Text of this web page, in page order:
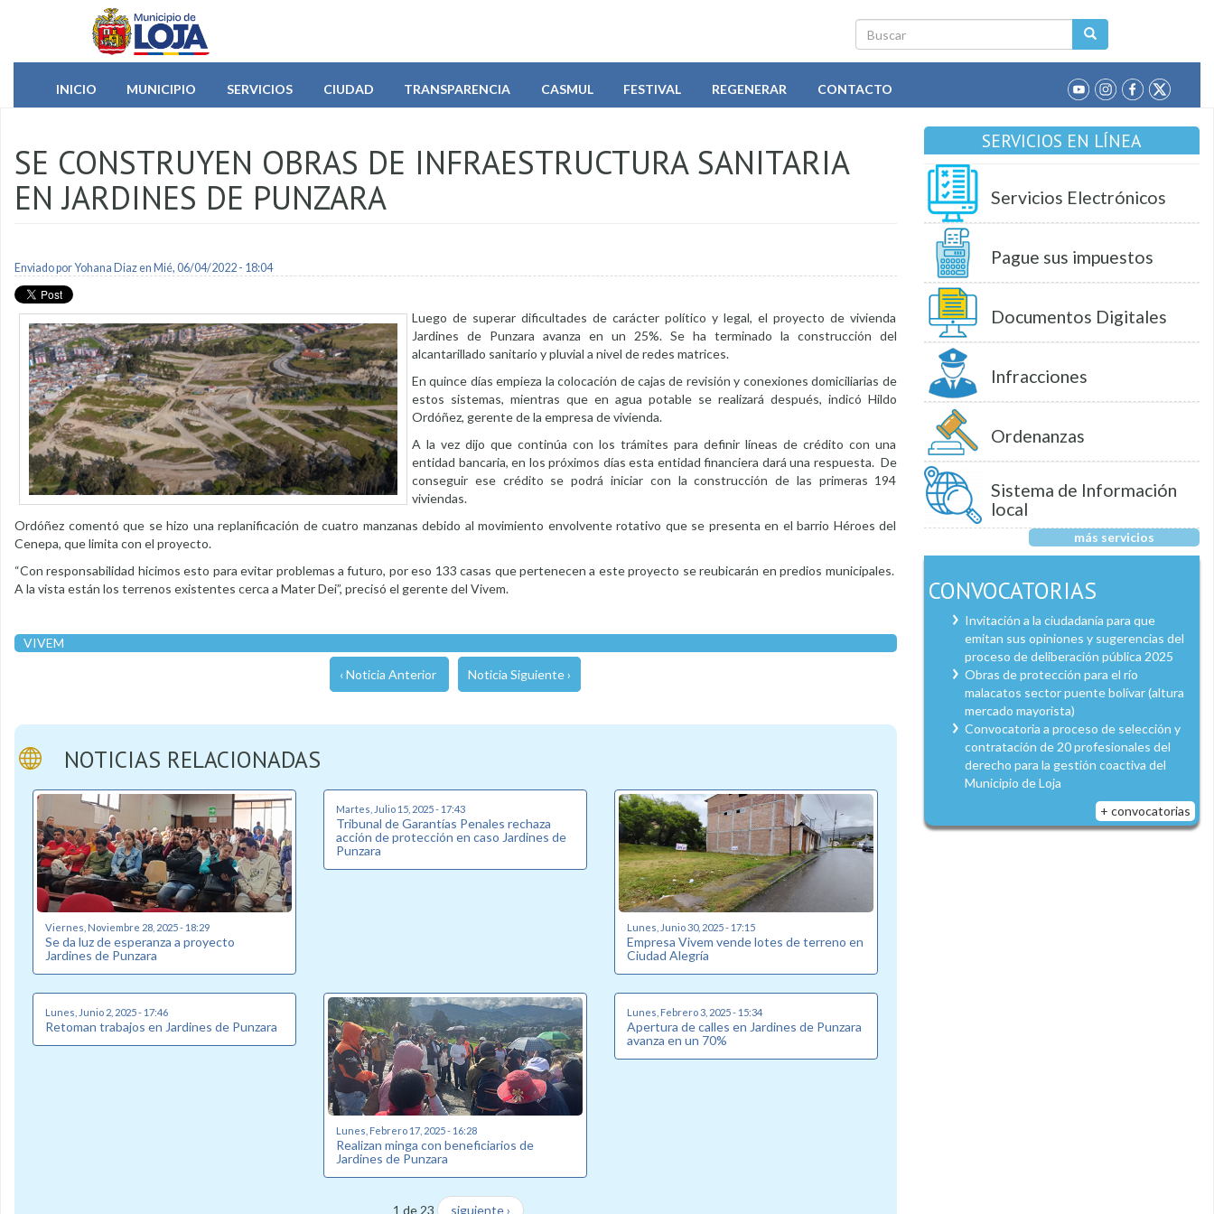
Pasar al contenido principal
Buscar
INICIO
MUNICIPIO SERVICIOS CIUDAD TRANSPARENCIA CASMUL FESTIVAL REGENERAR CONTACTO
SE CONSTRUYEN OBRAS DE INFRAESTRUCTURA SANITARIA
EN JARDINES DE PUNZARA
Enviado porYohana Diazen Mié, 06/04/2022 - 18:04
Luego de superar dificultades de carácter político y legal, el proyecto de vivienda
Jardines de Punzara avanza en un 25%. Se ha terminado la construcción del
alcantarillado sanitario y pluvial a nivel de redes matrices.
En quince días empieza la colocación de cajas de revisión y conexiones domiciliarias de
estos sistemas, mientras que en agua potable se realizará después, indicó Hildo
Ordóñez, gerente de la empresa de vivienda.
A la vez dijo que continúa con los trámites para definir líneas de crédito con una
entidad bancaria, en los próximos días esta entidad financiera dará una respuesta. De
conseguir ese crédito se podrá iniciar con la construcción de las primeras 194
viviendas.
Ordóñez comentó que se hizo una replanificación de cuatro manzanas debido al movimiento envolvente rotativo que se presenta en el barrio Héroes del
Cenepa, que limita con el proyecto.
“Con responsabilidad hicimos esto para evitar problemas a futuro, por eso 133 casas que pertenecen a este proyecto se reubicarán en predios municipales.
A la vista están los terrenos existentes cerca a Mater Dei”, precisó el gerente del Vivem.
VIVEM
‹ Noticia Anterior Noticia Siguiente ›
NOTICIAS RELACIONADAS
Viernes, Noviembre 28, 2025 - 18:29
Se da luz de esperanza a proyecto
Jardines de Punzara
Martes, Julio 15, 2025 - 17:43
Tribunal de Garantías Penales rechaza
acción de protección en caso Jardines de
Punzara
Lunes, Junio 30, 2025 - 17:15
Empresa Vivem vende lotes de terreno en
Ciudad Alegría
Lunes, Junio 2, 2025 - 17:46
Retoman trabajos en Jardines de Punzara
Lunes, Febrero 17, 2025 - 16:28
Realizan minga con beneficiarios de
Jardines de Punzara
Lunes, Febrero 3, 2025 - 15:34
Apertura de calles en Jardines de Punzara
avanza en un 70%
1 de 23 siguiente ›
SERVICIOS EN LÍNEA
Servicios Electrónicos
Pague sus impuestos
Documentos Digitales
Infracciones
Ordenanzas
Sistema de Información
local
más servicios
CONVOCATORIAS
Invitación a la ciudadanía para que
emitan sus opiniones y sugerencias del
proceso de deliberación pública 2025
Obras de protección para el río
malacatos sector puente bolívar (altura
mercado mayorista)
Convocatoria a proceso de selección y
contratación de 20 profesionales del
derecho para la gestión coactiva del
Municipio de Loja
+ convocatorias